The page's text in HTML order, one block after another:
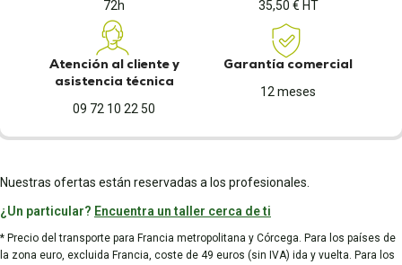
72h 35,50 € HT
Atención al cliente y
asistencia técnica
09 72 10 22 50
Garantía comercial
12 meses
Nuestras ofertas están reservadas a los profesionales.
¿Un particular? Encuentra un taller cerca de ti
* Precio del transporte para Francia metropolitana y Córcega. Para los países de
la zona euro, excluida Francia, coste de 49 euros (sin IVA) ida y vuelta. Para los